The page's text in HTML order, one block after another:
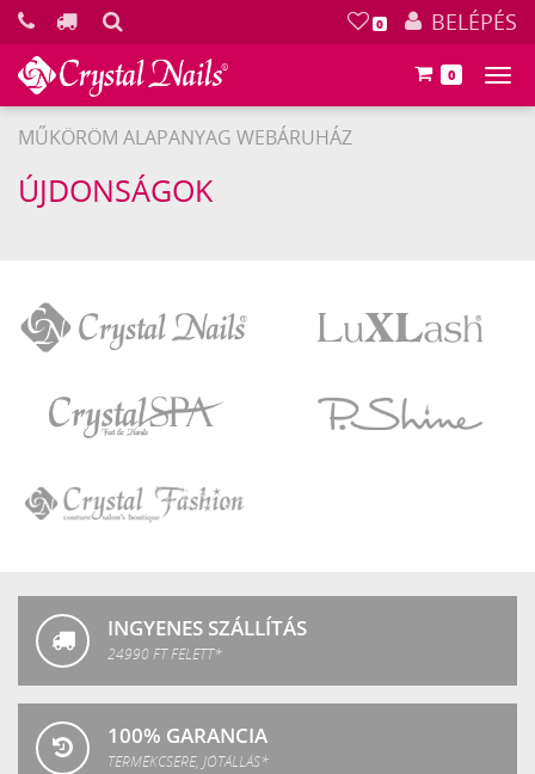
0 BELÉPÉS
0
MŰKÖRÖM ALAPANYAG WEBÁRUHÁZ
ÚJDONSÁGOK
Nails
SPA
INGYENES SZÁLLÍTÁS
24990 FT FELETT*
100% GARANCIA
TERMÉKCSERE, JÓTÁLLÁS*